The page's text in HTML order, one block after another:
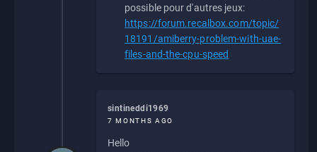
possible pour d'autres jeux:
https://forum.recalbox.com/topic/
18191/amiberry-problem-with-uae-
files-and-the-cpu-speed
sintineddi1969
7 MONTHS AGO
Hello